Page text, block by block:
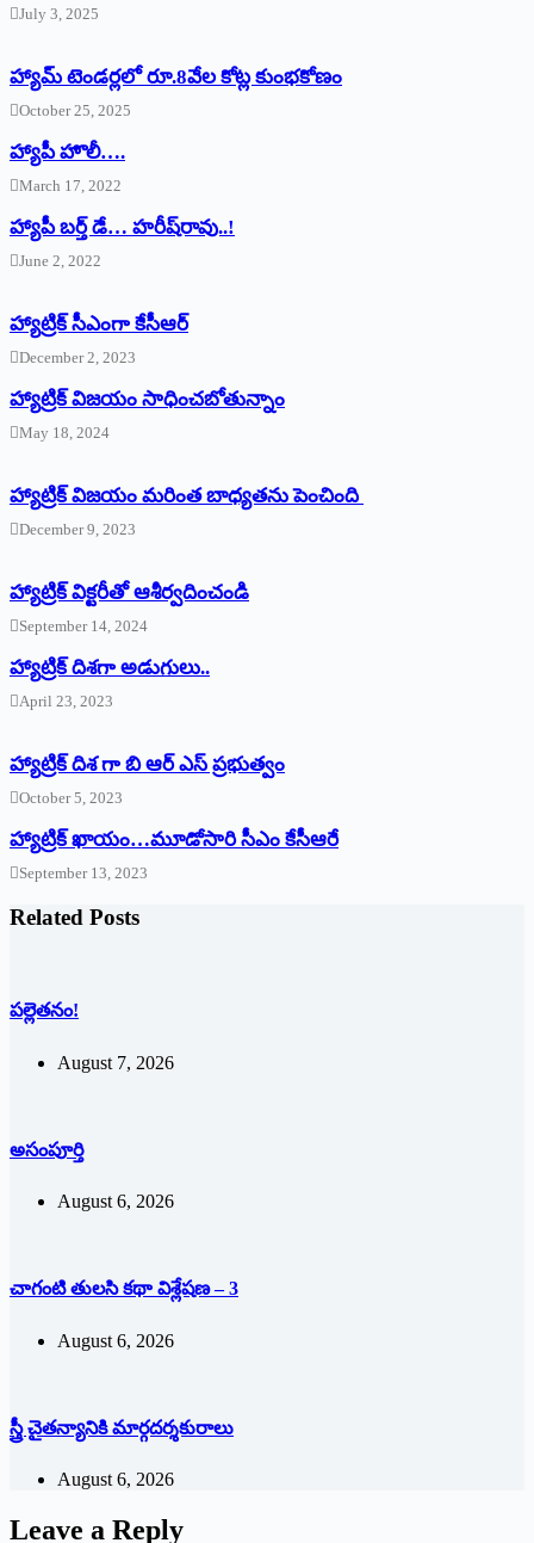
July 3, 2025
హ్యామ్‌ ‌టెండర్లలో రూ.8వేల కోట్ల కుంభకోణం
October 25, 2025
హ్యాపీ హొలీ….
March 17, 2022
హ్యాపీ బర్త్ ‌డే… హరీష్‌రావు..!
June 2, 2022
హ్యాట్రిక్‌ ‌సీఎంగా కేసీఆర్‌
December 2, 2023
హ్యాట్రిక్‌ విజయం సాధించబోతున్నాం
May 18, 2024
హ్యాట్రిక్ విజయం మరింత బాధ్యతను పెంచింది
December 9, 2023
హ్యాట్రిక్‌ ‌విక్టరీతో ఆశీర్వదించండి
September 14, 2024
‌హ్యాట్రిక్‌ ‌దిశగా అడుగులు..
April 23, 2023
హ్యాట్రిక్ దిశ గా బి ఆర్ ఎస్ ప్రభుత్వం
October 5, 2023
హ్యాట్రిక్‌ ‌ఖాయం…మూడోసారి సీఎం కేసీఆరే
September 13, 2023
Related Posts
పల్లెతనం!
August 7, 2026
అసంపూర్తి
August 6, 2026
చాగంటి తులసి కథా విశ్లేషణ – 3
August 6, 2026
స్త్రీ చైతన్యానికి మార్గదర్శకురాలు
August 6, 2026
Leave a Reply